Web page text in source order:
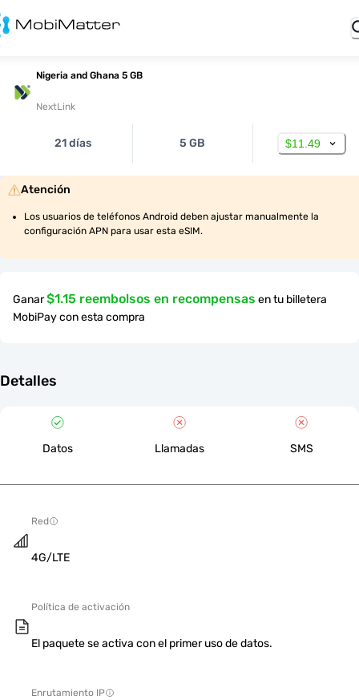
Nigeria and Ghana 5 GB
NextLink
21 días 5 GB $11.49
Atención
Los usuarios de teléfonos Android deben ajustar manualmente la
configuración APN para usar esta eSIM.
Ganar$1.15 reembolsos en recompensas en tu billetera
MobiPay con esta compra
Detalles
Datos Llamadas SMS
Red
4G/LTE
Política de activación
El paquete se activa con el primer uso de datos.
Enrutamiento IP